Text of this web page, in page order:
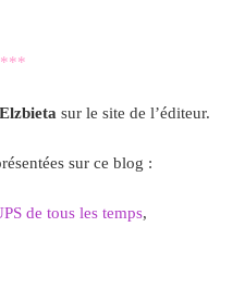
Elzbieta sur le site de l’éditeur.
sur ce blog :
de tous les temps,